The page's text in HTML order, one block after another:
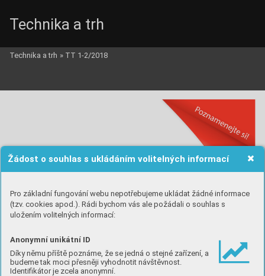
Žádost o souhlas s ukládáním volitelných informací
Pro základní fungování webu nepotřebujeme ukládat žádné informace
(tzv. cookies apod.). Rádi bychom vás ale požádali o souhlas s
uložením volitelných informací:
Anonymní unikátní ID
Díky němu příště poznáme, že se jedná o stejné zařízení, a
budeme tak moci přesněji vyhodnotit návštěvnost.
Identifikátor je zcela anonymní.
Technika a trh
Technika a trh » TT 1-2/2018